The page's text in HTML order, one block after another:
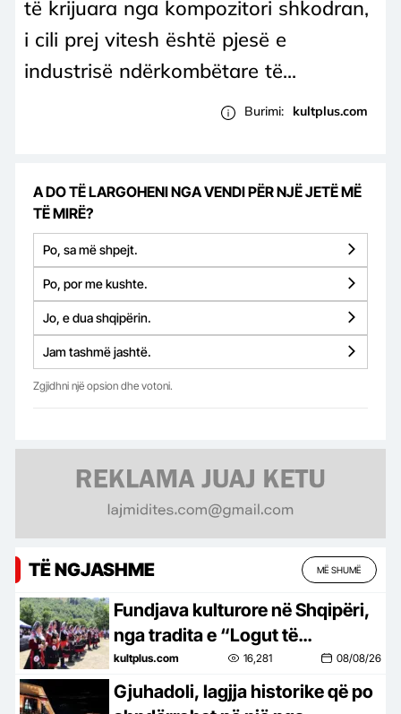
të krijuara nga kompozitori shkodran,
i cili prej vitesh është pjesë e
industrisë ndërkombëtare të...
Burimi: kultplus.com
A DO TË LARGOHENI NGA VENDI PËR NJË JETË MË
TË MIRË?
Po, sa më shpejt.
Po, por me kushte.
Jo, e dua shqipërin.
Jam tashmë jashtë.
Zgjidhni një opsion dhe votoni.
TË NGJASHME MË SHUMË
Fundjava kulturore në Shqipëri,
nga tradita e “Logut të
Bjeshkëve” te tingujt e “Porto
Palermo Festival”
kultplus.com 16,281 08/08/26
Gjuhadoli, lagjja historike që po